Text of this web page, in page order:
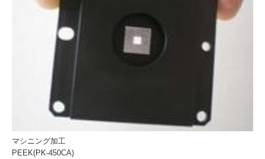
マシニング加工
PEEK(PK-450CA)